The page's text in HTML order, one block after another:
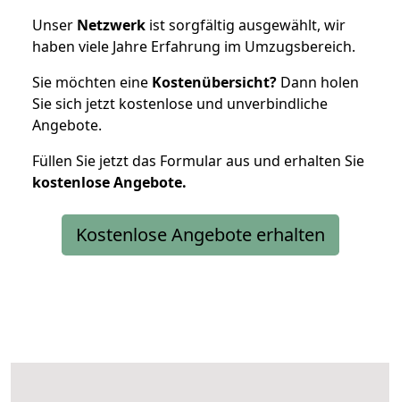
Unser Netzwerk ist sorgfältig ausgewählt, wir
haben viele Jahre Erfahrung im Umzugsbereich.
Sie möchten eine Kostenübersicht? Dann holen
Sie sich jetzt kostenlose und unverbindliche
Angebote.
Füllen Sie jetzt das Formular aus und erhalten Sie
kostenloseAngebote.
Kostenlose Angebote erhalten